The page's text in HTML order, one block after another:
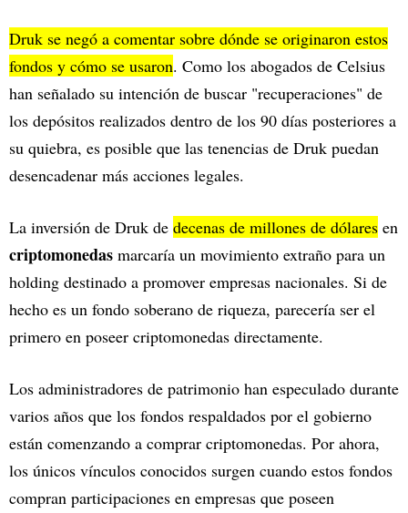
Druk se negó a comentar sobre dónde se originaron estos
fondos y cómo se usaron. Como los abogados de Celsius
han señalado su intención de buscar "recuperaciones" de
los depósitos realizados dentro de los 90 días posteriores a
su quiebra, es posible que las tenencias de Druk puedan
desencadenar más acciones legales.
La inversión de Druk de decenas de millones de dólares en
criptomonedas marcaría un movimiento extraño para un
holding destinado a promover empresas nacionales. Si de
hecho es un fondo soberano de riqueza, parecería ser el
primero en poseer criptomonedas directamente.
Los administradores de patrimonio han especulado durante
varios años que los fondos respaldados por el gobierno
están comenzando a comprar criptomonedas. Por ahora,
los únicos vínculos conocidos surgen cuando estos fondos
compran participaciones en empresas que poseen